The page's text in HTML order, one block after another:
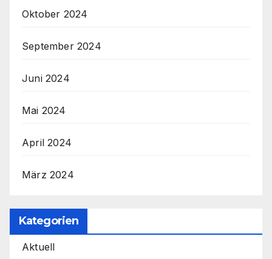
Oktober 2024
September 2024
Juni 2024
Mai 2024
April 2024
März 2024
Kategorien
Aktuell